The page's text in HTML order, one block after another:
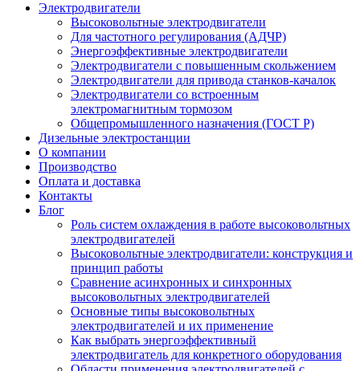
Электродвигатели
Высоковольтные электродвигатели
Для частотного регулирования (АДЧР)
Энергоэффективные электродвигатели
Электродвигатели с повышенным скольжением
Электродвигатели для привода станков-качалок
Электродвигатели со встроенным
электромагнитным тормозом
Общепромышленного назначения (ГОСТ Р)
Дизельные электростанции
О компании
Производство
Оплата и доставка
Контакты
Блог
Роль систем охлаждения в работе высоковольтных
электродвигателей
Высоковольтные электродвигатели: конструкция и
принцип работы
Сравнение асинхронных и синхронных
высоковольтных электродвигателей
Основные типы высоковольтных
электродвигателей и их применение
Как выбрать энергоэффективный
электродвигатель для конкретного оборудования